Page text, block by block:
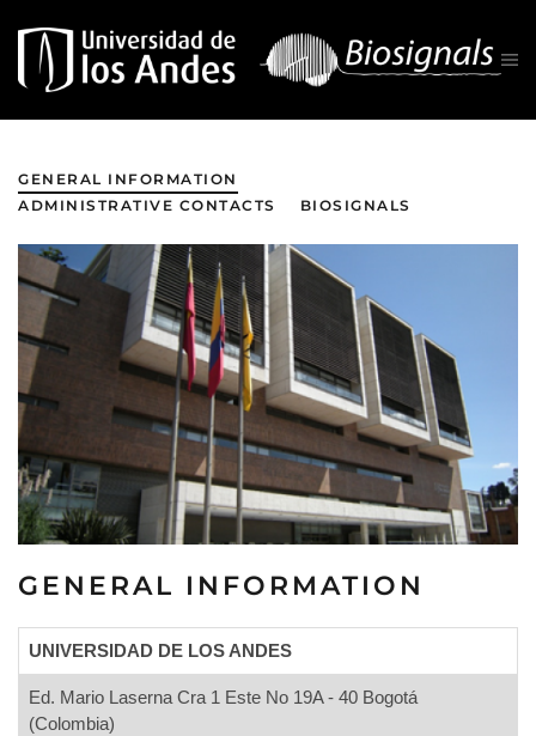
Skip to main content
GENERAL INFORMATION
ADMINISTRATIVE CONTACTS
BIOSIGNALS
GENERAL INFORMATION
UNIVERSIDAD DE LOS ANDES
Ed. Mario Laserna Cra 1 Este No 19A - 40 Bogotá
(Colombia)